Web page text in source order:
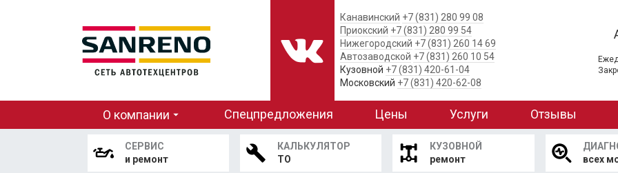
Канавинский +7 (831) 280 99 08
Приокский +7 (831) 280 99 54
Нижегородский +7 (831) 260 14 69
Автозаводской +7 (831) 260 10 54
Кузовной +7 (831) 420-61-04
Московский +7 (831) 420-62-08
Основная
навигация
О компании Спецпредложения Цены Услуги Отзывы
СЕРВИС
и ремонт
КАЛЬКУЛЯТОР
ТО
КУЗОВНОЙ
ремонт
всех